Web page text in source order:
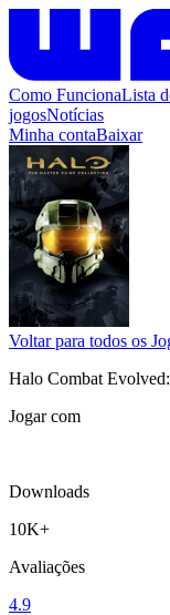
Como FuncionaLista
jogosNotícias
Minha contaBaixar
Voltar para todos os
Halo Combat
Jogar com
Downloads
10K+
Avaliações
4.9